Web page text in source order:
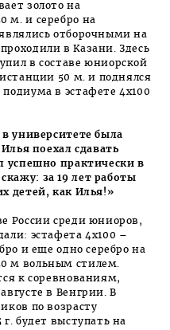
золото на
м. и серебро на
отборочными на
в Казани. Здесь
в составе юниорской
50 м. и поднялся
в эстафете 4х100
университете была
поехал сдавать
успешно практически в
за 19 лет работы
детей, как Илья!»
России среди юниоров,
эстафета 4х100 –
и еще одно серебро на
м вольным стилем.
к соревнованиям,
в Венгрии. В
по возрасту
будет выступать на